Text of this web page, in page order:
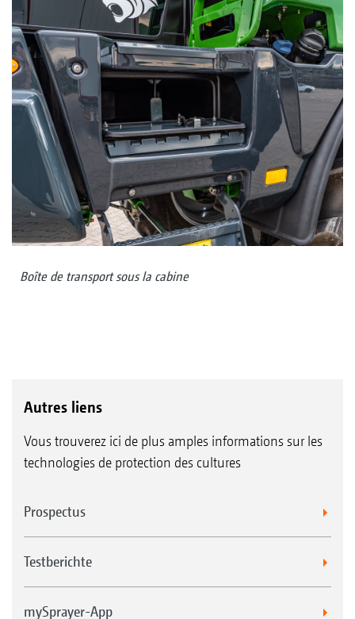
Boîte de transport sous la cabine
Autres liens
Vous trouverez ici de plus amples informations sur les
technologies de protection des cultures
Prospectus
Testberichte
mySprayer-App